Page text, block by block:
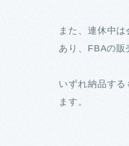
また、連休中
あり、FBAの販
いずれ納品す
ます。